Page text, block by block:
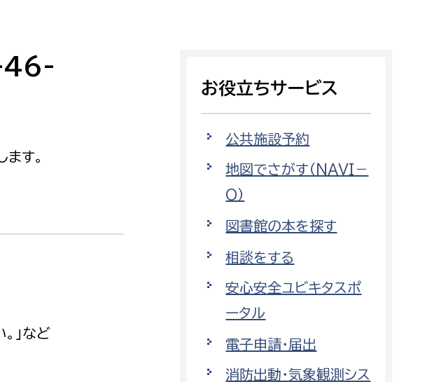
働きたい
小田原のことを知りたい
まちづくりに関わりたい
税課
政策課
環境部
ゼロカーボン推進課
環境保護課
環境事業センター
課
都市部
都市政策課
都市計画課
46-
す。
」など
お役立ちサービス
公共施設予約
地図でさがす（NAVI－
O）
図書館の本を探す
相談をする
安心安全ユビキタスポ
ータル
電子申請・届出
消防出動・気象観測シス